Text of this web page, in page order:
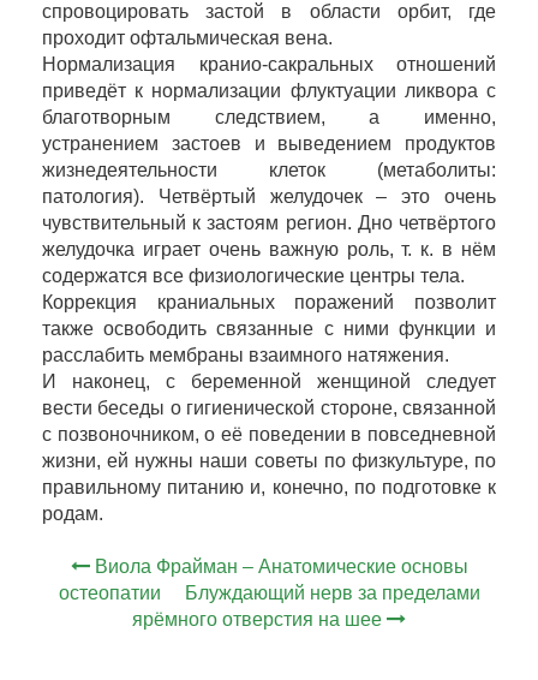
спровоцировать застой в области орбит, где
проходит офтальмическая вена.
Нормализация кранио-сакральных отношений
приведёт к нормализации флуктуации ликвора с
благотворным следствием, а именно,
устранением застоев и выведением продуктов
жизнедеятельности клеток (метаболиты:
патология). Четвёртый желудочек – это очень
чувствительный к застоям регион. Дно четвёртого
желудочка играет очень важную роль, т. к. в нём
содержатся все физиологические центры тела.
Коррекция краниальных поражений позволит
также освободить связанные с ними функции и
расслабить мембраны взаимного натяжения.
И наконец, с беременной женщиной следует
вести беседы о гигиенической стороне, связанной
с позвоночником, о её поведении в повседневной
жизни, ей нужны наши советы по физкультуре, по
правильному питанию и, конечно, по подготовке к
родам.
Виола Фрайман – Анатомические основы
остеопатии
Блуждающий нерв за пределами
ярёмного отверстия на шее